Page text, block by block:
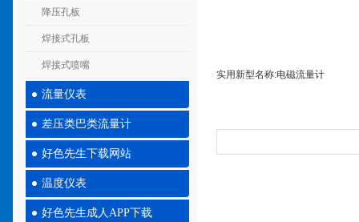
降压孔板
焊接式孔板
焊接式喷嘴
流量仪表
差压类巴类流量计
好色先生下载网站
温度仪表
好色先生成人APP下载
实用新型名称:电磁流量计